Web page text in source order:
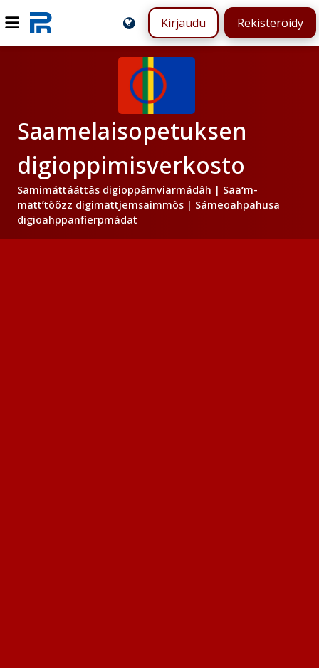
Kirjaudu Rekisteröidy
Saamelaisopetuksen
digioppimisverkosto
Sämimáttááttâs digioppâmviärmádâh | Sääʹm-
mättʼtõõzz digimättjemsäimmõs | Sámeoahpahusa
digioahppanfierpmádat